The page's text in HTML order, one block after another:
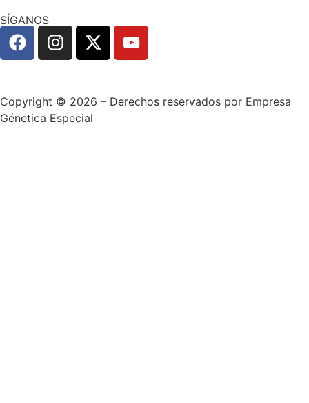
SÍGANOS
Copyright © 2026 – Derechos reservados por Empresa
Génetica Especial